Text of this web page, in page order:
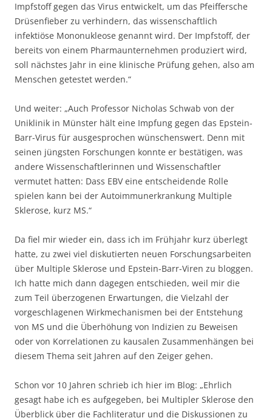
Impfstoff gegen das Virus entwickelt, um das Pfeiffersche
Drüsenfieber zu verhindern, das wissenschaftlich
infektiöse Mononukleose genannt wird. Der Impfstoff, der
bereits von einem Pharmaunternehmen produziert wird,
soll nächstes Jahr in eine klinische Prüfung gehen, also am
Menschen getestet werden.“
Und weiter: „Auch Professor Nicholas Schwab von der
Uniklinik in Münster hält eine Impfung gegen das Epstein-
Barr-Virus für ausgesprochen wünschenswert. Denn mit
seinen jüngsten Forschungen konnte er bestätigen, was
andere Wissenschaftlerinnen und Wissenschaftler
vermutet hatten: Dass EBV eine entscheidende Rolle
spielen kann bei der Autoimmunerkrankung Multiple
Sklerose, kurz MS.“
Da fiel mir wieder ein, dass ich im Frühjahr kurz überlegt
hatte, zu zwei viel diskutierten neuen Forschungsarbeiten
über Multiple Sklerose und Epstein-Barr-Viren zu bloggen.
Ich hatte mich dann dagegen entschieden, weil mir die
zum Teil überzogenen Erwartungen, die Vielzahl der
vorgeschlagenen Wirkmechanismen bei der Entstehung
von MS und die Überhöhung von Indizien zu Beweisen
oder von Korrelationen zu kausalen Zusammenhängen bei
diesem Thema seit Jahren auf den Zeiger gehen.
Schon vor 10 Jahren schrieb ich hier im Blog: „Ehrlich
gesagt habe ich es aufgegeben, bei Multipler Sklerose den
Überblick über die Fachliteratur und die Diskussionen zu